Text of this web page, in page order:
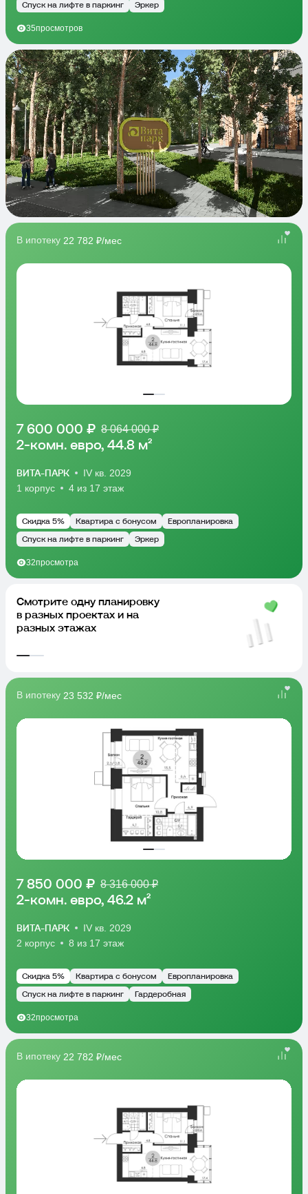
Спуск на лифте в паркинг Эркер
35просмотров
В ипотеку 22 782 ₽/мес
7 600 000 ₽ 8 064 000 ₽
2-комн. евро, 44.8 м²
ВИТА-ПАРК
IV кв. 2029
1 корпус
4 из 17 этаж
Скидка 5% Квартира с бонусом
Европланировка
Спуск на лифте в паркинг
Эркер
32просмотра
Kлассическая или евро?
Используйте расширенный
фильтр для точного поиска
В ипотеку 23 532 ₽/мес
7 850 000 ₽ 8 316 000 ₽
2-комн. евро, 46.2 м²
ВИТА-ПАРК
IV кв. 2029
2 корпус
8 из 17 этаж
Скидка 5% Квартира с бонусом
Европланировка
Спуск на лифте в паркинг
Гардеробная
32просмотра
В ипотеку 22 782 ₽/мес